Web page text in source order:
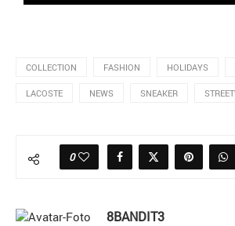
COLLECTION FASHION HOLIDAYS
LACOSTE NEWS SNEAKER
0
8BANDIT3